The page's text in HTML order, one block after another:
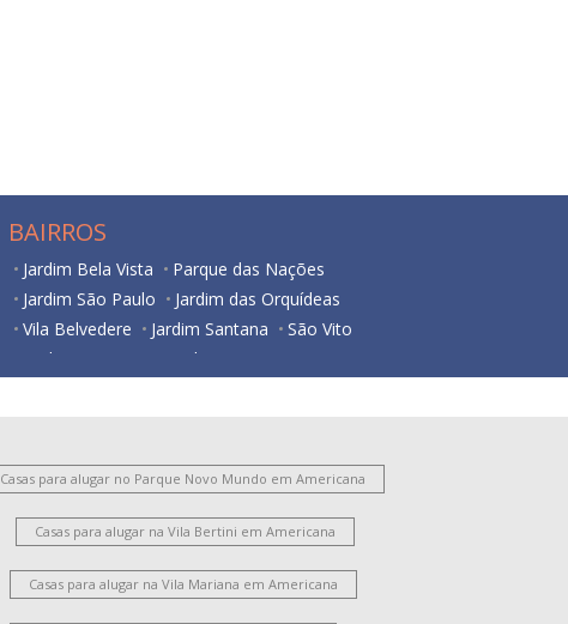
BAIRROS
Jardim Bela Vista
Parque das Nações
Jardim São Paulo
Jardim das Orquídeas
Vila Belvedere
Jardim Santana
São Vito
Jardim São Roque
Vila Santa Catarina
Vila Pavan
Vila Frezzarim
Vila Cordenonsi
Vila Santo Antônio
Chácara Girassol
Chácara Machadinho II
Jardim Girassol
Santo Antônio
Casas para alugar no Parque Novo Mundo em Americana
Casas para alugar na Vila Bertini em Americana
Casas para alugar na Vila Mariana em Americana